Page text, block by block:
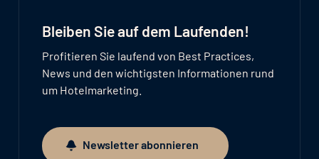
Bleiben Sie auf dem Laufenden!
Profitieren Sie laufend von Best Practices,
News und den wichtigsten Informationen rund
um Hotelmarketing.
Newsletter abonnieren
Newsletter abonnieren